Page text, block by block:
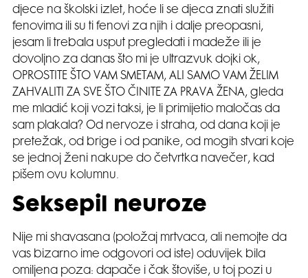
djece na školski izlet, hoće li se djeca znati služiti
fenovima ili su ti fenovi za njih i dalje preopasni,
jesam li trebala usput pregledati i madeže ili je
dovoljno za danas što mi je ultrazvuk dojki ok,
OPROSTITE ŠTO VAM SMETAM, ALI SAMO VAM ŽELIM
ZAHVALITI ZA SVE ŠTO ČINITE ZA PRAVA ŽENA, gleda
me mladić koji vozi taksi, je li primijetio maločas da
sam plakala? Od nervoze i straha, od dana koji je
pretežak, od brige i od panike, od mogih stvari koje
se jednoj ženi nakupe do četvrtka navečer, kad
pišem ovu kolumnu.
Seksepil neuroze
Nije mi shavasana (položaj mrtvaca, ali nemojte da
vas bizarno ime odgovori od iste) oduvijek bila
omiljena poza: dapače i čak štoviše, u toj pozi u